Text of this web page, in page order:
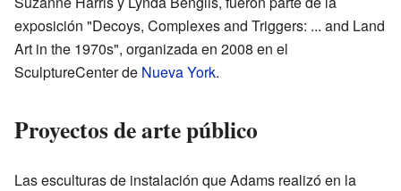
exposición "Decoys, Complexes and Triggers: ... and Land
Art in the 1970s", organizada en 2008 en el
SculptureCenter de Nueva York.
Proyectos de arte público
Las esculturas de instalación que Adams realizó en la